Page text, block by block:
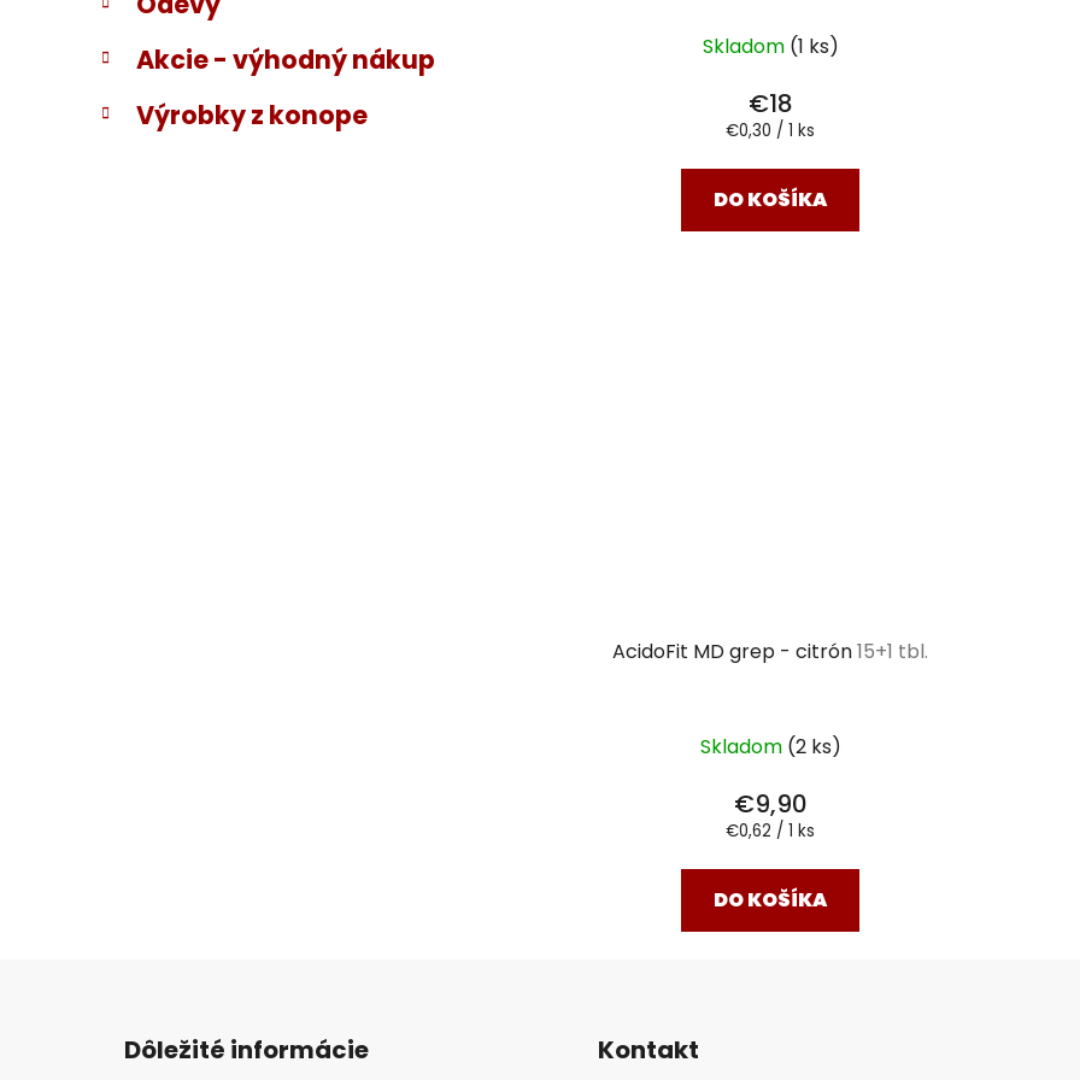
Akcie - výhodný nákup
Výrobky z konope
Skladom (1 ks)
€18
Jednotková
€0,30 / 1 ks
DO KOŠÍKA
AcidoFit MD grep - citrón15+1 tbl.
Skladom (2 ks)
€9,90
Jednotková
€0,62 / 1 ks
DO KOŠÍKA
Dôležité informácie Kontakt